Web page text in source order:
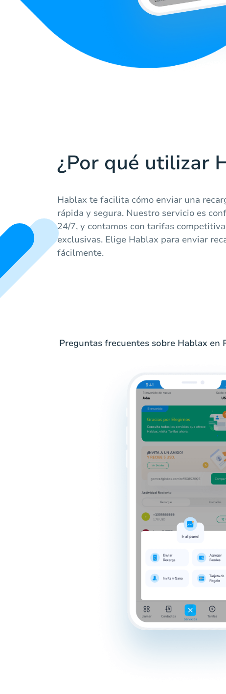
¿Por qué utilizar
Hablax te facilita cómo enviar una
rápida y segura. Nuestro servicio es
24/7, y contamos con tarifas
exclusivas. Elige Hablax para enviar
fácilmente.
Preguntas frecuentes sobre Hablax en